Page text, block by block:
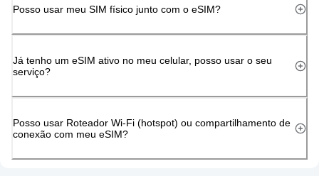
Posso usar meu SIM físico junto com o eSIM?
Já tenho um eSIM ativo no meu celular, posso usar o seu
serviço?
Posso usar Roteador Wi-Fi (hotspot) ou compartilhamento de
conexão com meu eSIM?